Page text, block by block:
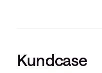
Kundcase